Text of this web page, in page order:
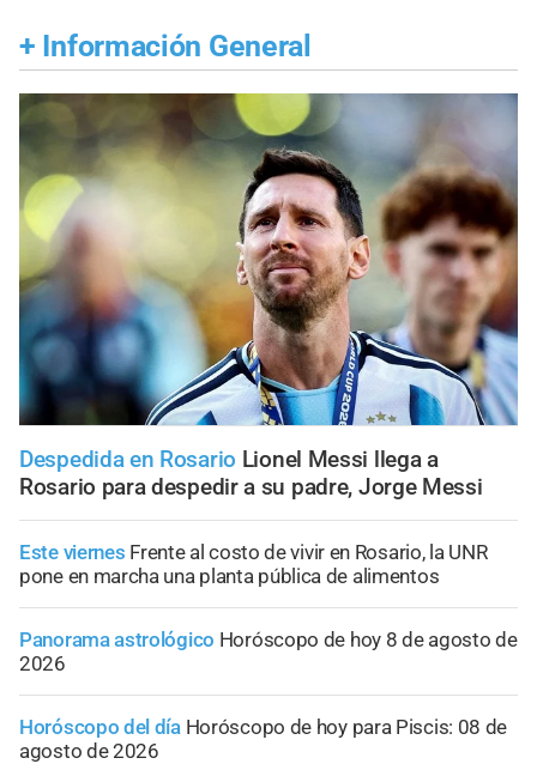
+ Información General
Despedida en Rosario Lionel Messi llega a
Rosario para despedir a su padre, Jorge Messi
Este viernes Frente al costo de vivir en Rosario, la UNR
pone en marcha una planta pública de alimentos
Panorama astrológico Horóscopo de hoy 8 de agosto de
2026
Horóscopo del día Horóscopo de hoy para Piscis: 08 de
agosto de 2026